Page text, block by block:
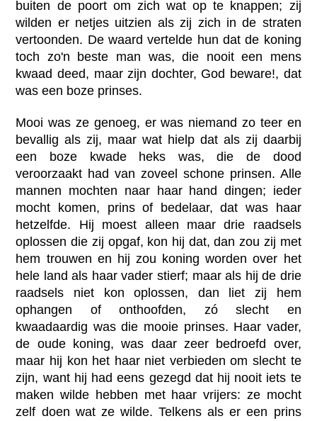
buiten de poort om zich wat op te knappen; zij
wilden er netjes uitzien als zij zich in de straten
vertoonden. De waard vertelde hun dat de koning
toch zo'n beste man was, die nooit een mens
kwaad deed, maar zijn dochter, God beware!, dat
was een boze prinses.
Mooi was ze genoeg, er was niemand zo teer en
bevallig als zij, maar wat hielp dat als zij daarbij
een boze kwade heks was, die de dood
veroorzaakt had van zoveel schone prinsen. Alle
mannen mochten naar haar hand dingen; ieder
mocht komen, prins of bedelaar, dat was haar
hetzelfde. Hij moest alleen maar drie raadsels
oplossen die zij opgaf, kon hij dat, dan zou zij met
hem trouwen en hij zou koning worden over het
hele land als haar vader stierf; maar als hij de drie
raadsels niet kon oplossen, dan liet zij hem
ophangen of onthoofden, zó slecht en
kwaadaardig was die mooie prinses. Haar vader,
de oude koning, was daar zeer bedroefd over,
maar hij kon het haar niet verbieden om slecht te
zijn, want hij had eens gezegd dat hij nooit iets te
maken wilde hebben met haar vrijers: ze mocht
zelf doen wat ze wilde. Telkens als er een prins